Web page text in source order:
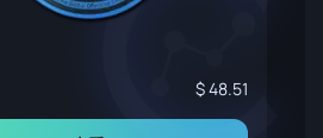
48.51